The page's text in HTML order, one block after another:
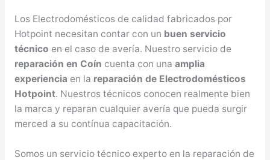
Los Electrodomésticos de calidad fabricados por
Hotpoint necesitan contar con un buen servicio
técnico en el caso de avería. Nuestro servicio de
reparación en Coín cuenta con una amplia
experiencia en la reparación de Electrodomésticos
Hotpoint. Nuestros técnicos conocen realmente bien
la marca y reparan cualquier avería que pueda surgir
merced a su contínua capacitación.
Somos un servicio técnico experto en la reparación de